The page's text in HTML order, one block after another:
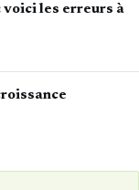
voici les erreurs à